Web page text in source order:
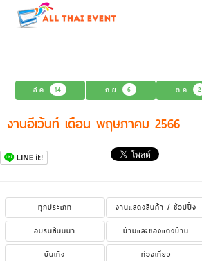
ส.ค. 14 ก.ย. 6 ต.ค. 2
งานอีเว้นท์ เดือน พฤษภาคม 2566
ทุกประเภท งานแสดงสินค้า / ช้อปปิ้ง
อบรมสัมมนา
บ้านและของแต่งบ้าน
บันเทิง
ท่องเที่ยว